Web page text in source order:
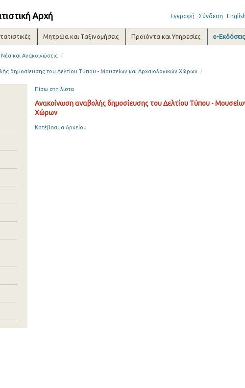
Αρχή Εγγραφή Σύνδεση English
Μητρώα και Ταξινομήσεις Προϊόντα και Υπηρεσίες e-Εκδόσεις
Νέα και Ανακοινώσεις /
δημοσίευσης του Δελτίου Τύπου - Μουσείων και Αρχαιολογικών Χώρων /
Πίσω στη λίστα
Ανακοίνωση αναβολής δημοσίευσης του Δελτίου Τύπου -
Χώρων
Κατέβασμα Αρχείου